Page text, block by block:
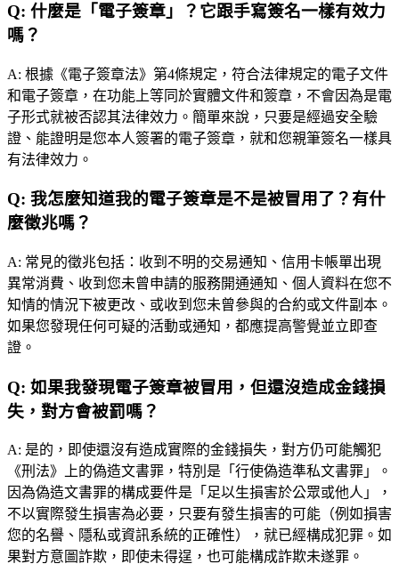
Q: 什麼是「電子簽章」？它跟手寫簽名一樣有效力
嗎？
A: 根據《電子簽章法》第4條規定，符合法律規定的電子文件
和電子簽章，在功能上等同於實體文件和簽章，不會因為是電
子形式就被否認其法律效力。簡單來說，只要是經過安全驗
證、能證明是您本人簽署的電子簽章，就和您親筆簽名一樣具
有法律效力。
Q: 我怎麼知道我的電子簽章是不是被冒用了？有什
麼徵兆嗎？
A: 常見的徵兆包括：收到不明的交易通知、信用卡帳單出現
異常消費、收到您未曾申請的服務開通通知、個人資料在您不
知情的情況下被更改、或收到您未曾參與的合約或文件副本。
如果您發現任何可疑的活動或通知，都應提高警覺並立即查
證。
Q: 如果我發現電子簽章被冒用，但還沒造成金錢損
失，對方會被罰嗎？
A: 是的，即使還沒有造成實際的金錢損失，對方仍可能觸犯
《刑法》上的偽造文書罪，特別是「行使偽造準私文書罪」。
因為偽造文書罪的構成要件是「足以生損害於公眾或他人」，
不以實際發生損害為必要，只要有發生損害的可能（例如損害
您的名譽、隱私或資訊系統的正確性），就已經構成犯罪。如
果對方意圖詐欺，即使未得逞，也可能構成詐欺未遂罪。